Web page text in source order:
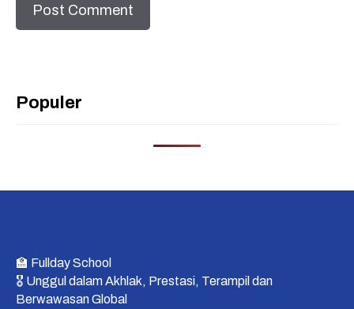
Populer
🏫 Fullday School
🎖 Unggul dalam Akhlak, Prestasi, Terampil dan
Berwawasan Global